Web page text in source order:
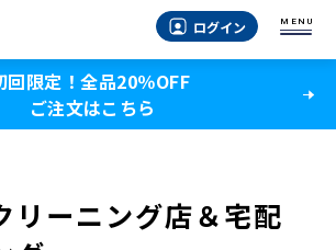
ログイン MENU
回限定！全品20％OFF
ご注文はこちら
リーニング店＆宅配